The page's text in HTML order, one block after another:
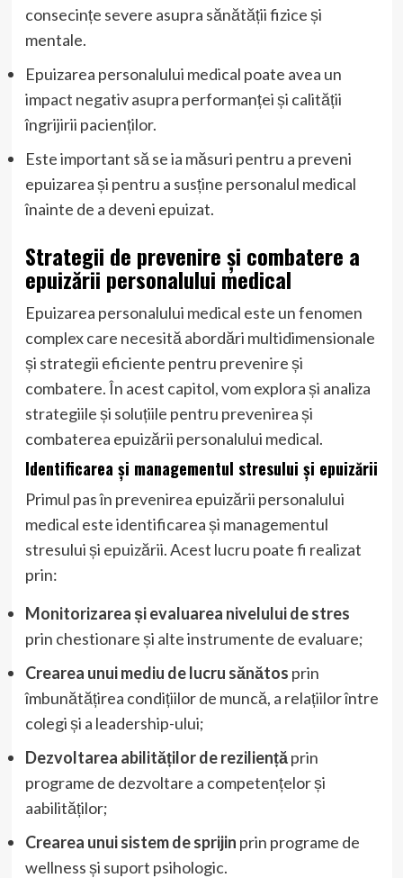
consecințe severe asupra sănătății fizice și
mentale.
Epuizarea personalului medical poate avea un
impact negativ asupra performanței și calității
îngrijirii pacienților.
Este important să se ia măsuri pentru a preveni
epuizarea și pentru a susține personalul medical
înainte de a deveni epuizat.
Strategii de prevenire și combatere a
epuizării personalului medical
Epuizarea personalului medical este un fenomen
complex care necesită abordări multidimensionale
și strategii eficiente pentru prevenire și
combatere. În acest capitol, vom explora și analiza
strategiile și soluțiile pentru prevenirea și
combaterea epuizării personalului medical.
Identificarea și managementul stresului și epuizării
Primul pas în prevenirea epuizării personalului
medical este identificarea și managementul
stresului și epuizării. Acest lucru poate fi realizat
prin:
Monitorizarea și evaluarea nivelului de stres
prin chestionare și alte instrumente de evaluare;
Crearea unui mediu de lucru sănătos prin
îmbunătățirea condițiilor de muncă, a relațiilor între
colegi și a leadership-ului;
Dezvoltarea abilităților de reziliențăprin
programe de dezvoltare a competențelor și
aabilităților;
Crearea unui sistem de sprijin prin programe de
wellness și suport psihologic.